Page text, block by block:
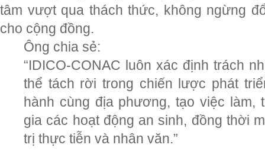
tâm vượt qua thách thức, không ngừng
cho cộng đồng.
Ông chia sẻ:
“IDICO-CONAC luôn xác định trách
thể tách rời trong chiến lược phát
hành cùng địa phương, tạo việc làm,
gia các hoạt động an sinh, đồng thời
trị thực tiễn và nhân văn.”